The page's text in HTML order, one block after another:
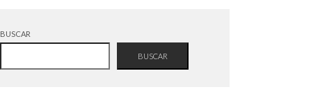
BUSCAR
BUSCAR